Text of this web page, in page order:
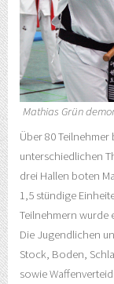
Mathias Grün
Über 80
unterschiedlichen
drei Hallen boten
1,5 stündige
Teilnehmern wurde
Die Jugendlichen
Stock, Boden,
sowie